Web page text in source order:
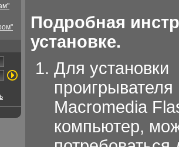
Подробная
установке.
Для установки
проигрывателя
Macromedia
компьютер,